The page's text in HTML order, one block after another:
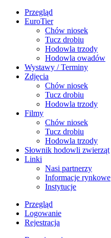
Przegląd
EuroTier
Chów niosek
Tucz drobiu
Hodowla trzody
Hodowla owadów
Wystawy / Terminy
Zdjęcia
Chów niosek
Tucz drobiu
Hodowla trzody
Filmy
Chów niosek
Tucz drobiu
Hodowla trzody
Słownik hodowli zwierząt
Linki
Nasi partnerzy
Informacje rynkowe
Instytucje
Przegląd
Logowanie
Rejestracja